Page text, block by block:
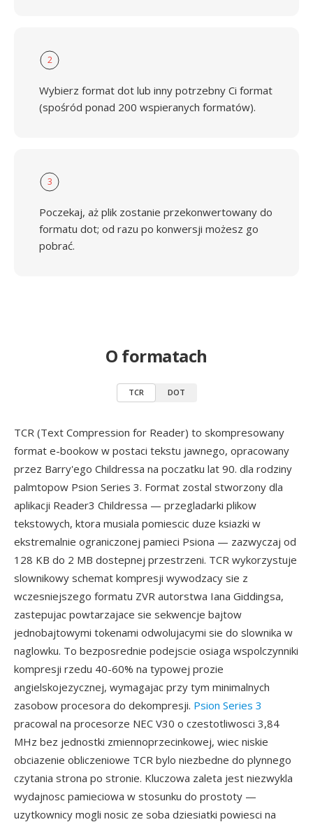
2
Wybierz format dot lub inny potrzebny Ci format
(spośród ponad 200 wspieranych formatów).
3
Poczekaj, aż plik zostanie przekonwertowany do
formatu dot; od razu po konwersji możesz go
pobrać.
O formatach
TCR DOT
TCR (Text Compression for Reader) to skompresowany
format e-bookow w postaci tekstu jawnego, opracowany
przez Barry'ego Childressa na poczatku lat 90. dla rodziny
palmtopow Psion Series 3. Format zostal stworzony dla
aplikacji Reader3 Childressa — przegladarki plikow
tekstowych, ktora musiala pomiescic duze ksiazki w
ekstremalnie ograniczonej pamieci Psiona — zazwyczaj od
128 KB do 2 MB dostepnej przestrzeni. TCR wykorzystuje
slownikowy schemat kompresji wywodzacy sie z
wczesniejszego formatu ZVR autorstwa Iana Giddingsa,
zastepujac powtarzajace sie sekwencje bajtow
jednobajtowymi tokenami odwolujacymi sie do slownika w
naglowku. To bezposrednie podejscie osiaga wspolczynniki
kompresji rzedu 40-60% na typowej prozie
angielskojezycznej, wymagajac przy tym minimalnych
zasobow procesora do dekompresji. Psion Series 3
pracowal na procesorze NEC V30 o czestotliwosci 3,84
MHz bez jednostki zmiennoprzecinkowej, wiec niskie
obciazenie obliczeniowe TCR bylo niezbedne do plynnego
czytania strona po stronie. Kluczowa zaleta jest niezwykla
wydajnosc pamieciowa w stosunku do prostoty —
uzytkownicy mogli nosic ze soba dziesiatki powiesci na